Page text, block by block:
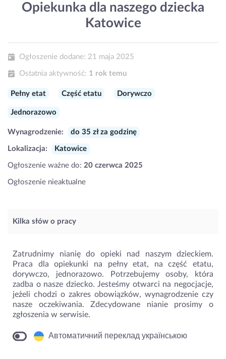
Opiekunka dla naszego dziecka
Katowice
Ogłoszenie dodane: 21 maja 2025
Ostatnia aktywność: 1 rok temu
Pełny etat Część etatu Dorywczo
Jednorazowo
Wynagrodzenie: do 35 zł za godzinę
Lokalizacja: Katowice
Ogłoszenie ważne do: 20 czerwca 2025
Ogłoszenie nieaktualne
Kilka słów o pracy
Zatrudnimy nianię do opieki nad naszym dzieckiem.
Praca dla opiekunki na pełny etat, na część etatu,
dorywczo, jednorazowo. Potrzebujemy osoby, która
zadba o nasze dziecko. Jesteśmy otwarci na negocjacje,
jeżeli chodzi o zakres obowiązków, wynagrodzenie czy
nasze oczekiwania. Zdecydowane nianie prosimy o
zgłoszenia w serwisie.
Автоматичний переклад українською